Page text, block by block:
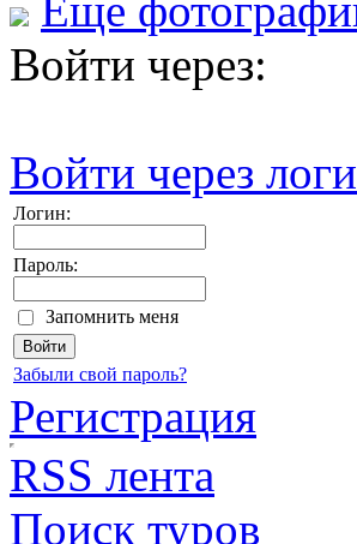
Войти через:
Войти через
Логин:
Пароль:
Запомнить меня
Забыли свой пароль?
Регистрация
RSS лента
Поиск туров